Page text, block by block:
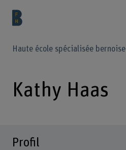
Haute école spécialisée bernoise
Kathy Haas
Profil